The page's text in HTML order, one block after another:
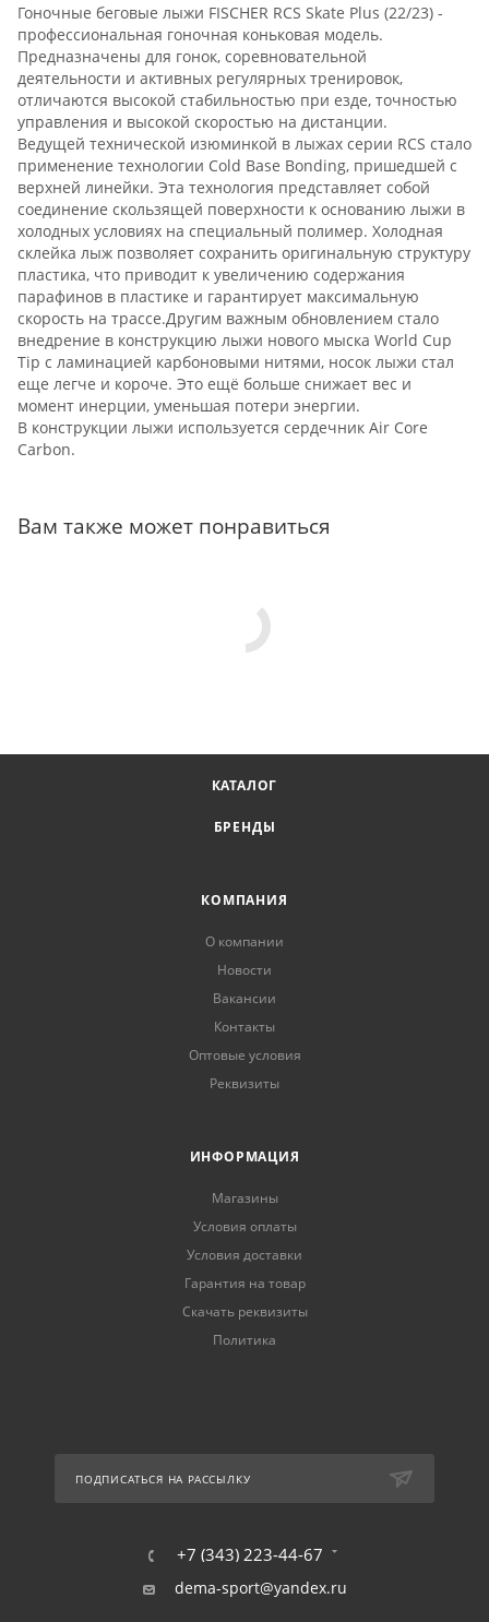
Гоночные беговые лыжи FISCHER RCS Skate Plus (22/23) -
профессиональная гоночная коньковая модель.
Предназначены для гонок, соревновательной
деятельности и активных регулярных тренировок,
отличаются высокой стабильностью при езде, точностью
управления и высокой скоростью на дистанции.
Ведущей технической изюминкой в лыжах серии RCS стало
применение технологии Cold Base Bonding, пришедшей с
верхней линейки. Эта технология представляет собой
соединение скользящей поверхности к основанию лыжи в
холодных условиях на специальный полимер. Холодная
склейка лыж позволяет сохранить оригинальную структуру
пластика, что приводит к увеличению содержания
парафинов в пластике и гарантирует максимальную
скорость на трассе.Другим важным обновлением стало
внедрение в конструкцию лыжи нового мыска World Cup
Tip с ламинацией карбоновыми нитями, носок лыжи стал
еще легче и короче. Это ещё больше снижает вес и
момент инерции, уменьшая потери энергии.
В конструкции лыжи используется сердечник Air Core
Carbon.
Вам также может понравиться
КАТАЛОГ
БРЕНДЫ
КОМПАНИЯ
О компании
Новости
Вакансии
Контакты
Оптовые условия
Реквизиты
ИНФОРМАЦИЯ
Магазины
Условия оплаты
Условия доставки
Гарантия на товар
Скачать реквизиты
Политика
ПОДПИСАТЬСЯ НА РАССЫЛКУ
+7 (343) 223-44-67
dema-sport@yandex.ru